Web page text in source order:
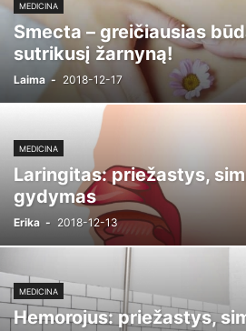
MEDICINA
Smecta – greičiausias
sutrikusį žarnyną!
Laima - 2018-12-17
MEDICINA
Laringitas: priežastys,
gydymas
Erika - 2018-12-13
MEDICINA
Hemorojus: priežastys,